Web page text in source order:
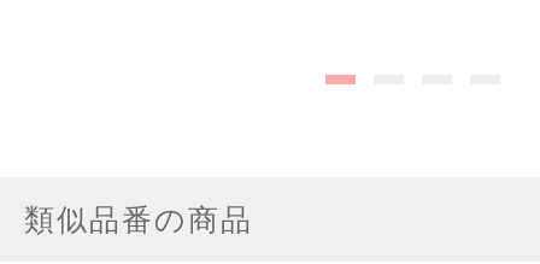
類似品番の商品